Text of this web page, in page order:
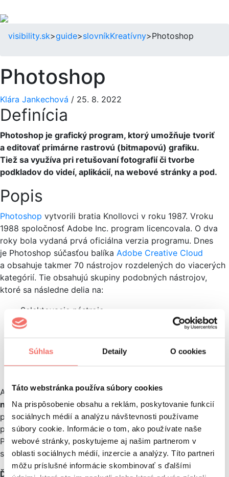
Súhlas Detaily O cookies
Táto webstránka používa súbory cookies
Na prispôsobenie obsahu a reklám, poskytovanie funkcií
sociálnych médií a analýzu návštevnosti používame
súbory cookie. Informácie o tom, ako používate naše
webové stránky, poskytujeme aj našim partnerom v
oblasti sociálnych médií, inzercie a analýzy. Títo partneri
môžu príslušné informácie skombinovať s ďalšími
visibility.sk>guide>slovníkKreatívny>Photoshop
Photoshop
Klára Jankechová / 25. 8. 2022
Definícia
Photoshop je grafický program, ktorý umožňuje tvoriť
a editovať primárne rastrovú (bitmapovú) grafiku.
Tiež sa využíva pri retušovaní fotografií či tvorbe
podkladov do videí, aplikácií, na webové stránky a pod.
Popis
Photoshop vytvorili bratia Knollovci v roku 1987. Vroku
1988 spoločnosť Adobe Inc. program licencovala. O dva
roky bola vydaná prvá oficiálna verzia programu. Dnes
je Photoshop súčasťou balíka Adobe Creative Cloud
a obsahuje takmer 70 nástrojov rozdelených do viacerých
kategórií. Tie obsahujú skupiny podobných nástrojov,
ktoré sa následne delia na:
Selektovacie nástroje
Orezávacie nástroje
Textové a kresliace nástroje
Adobe Photoshop pri ukladaní a exporte dát
na výber množstvo formátov, v ktorých je možné
požadovanú grafickú prácu uložiť. Medzi najznámejšie
patrí formát PSD. Ten, spolu s menej známym formátom
PSB, ako jediný umožňuje používateľovi uložiť prácu
so všetkými funkciami Photoshopu a tiež ďalšiu editáciu.
Ďalšími formátmisú napr. PNG, ktorý dokáže zachovať